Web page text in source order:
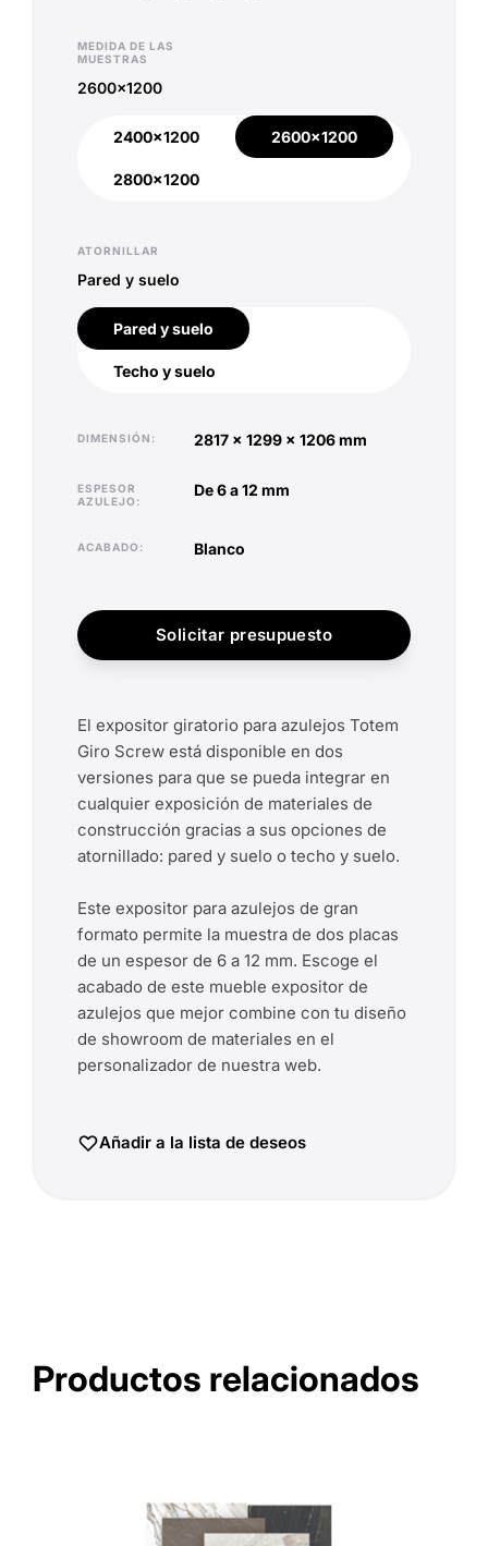
MEDIDA DE LAS
MUESTRAS
2600x1200
2400x1200 2600x1200
2600x1200
2800x1200
ATORNILLAR
Pared y suelo
Pared y suelo
Pared y suelo
Techo y suelo
DIMENSIÓN 2817 x 1299 x 1206 mm
ESPESOR
AZULEJO
de 6 a 12 mm
ACABADO blanco
Solicitar presupuesto
El expositor giratorio para azulejos Totem
Giro Screw está disponible en dos
versiones para que se pueda integrar en
cualquier exposición de materiales de
construcción gracias a sus opciones de
atornillado: pared y suelo o techo y suelo.
Este expositor para azulejos de gran
formato permite la muestra de dos placas
de un espesor de 6 a 12 mm. Escoge el
acabado de este mueble expositor de
azulejos que mejor combine con tu diseño
de showroom de materiales en el
personalizador de nuestra web.
Añadir a la lista de deseos
Productos relacionados